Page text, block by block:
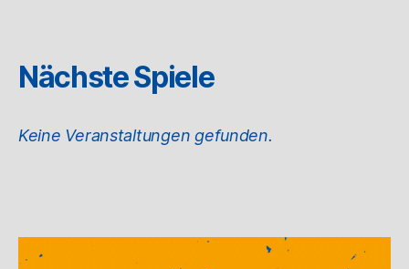
Nächste Spiele
Keine Veranstaltungen gefunden.